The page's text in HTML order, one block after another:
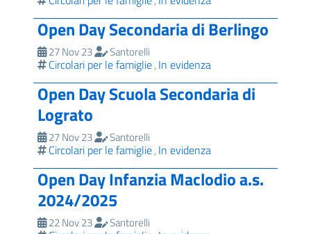
Open Day Secondaria di Berlingo
27 Nov 23 Santorelli
Circolari per le famiglie, In evidenza
Open Day Scuola Secondaria di
Lograto
27 Nov 23 Santorelli
Circolari per le famiglie, In evidenza
Open Day Infanzia Maclodio a.s.
2024/2025
22 Nov 23 Santorelli